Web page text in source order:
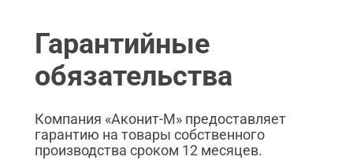
Гарантийные
обязательства
Компания «Аконит-М» предоставляет
гарантию на товары собственного
производства сроком 12 месяцев.